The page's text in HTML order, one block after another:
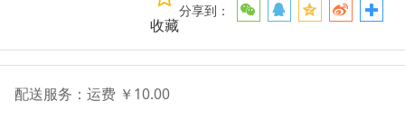
分享到：
收藏
配送服务： 运费 ￥10.00